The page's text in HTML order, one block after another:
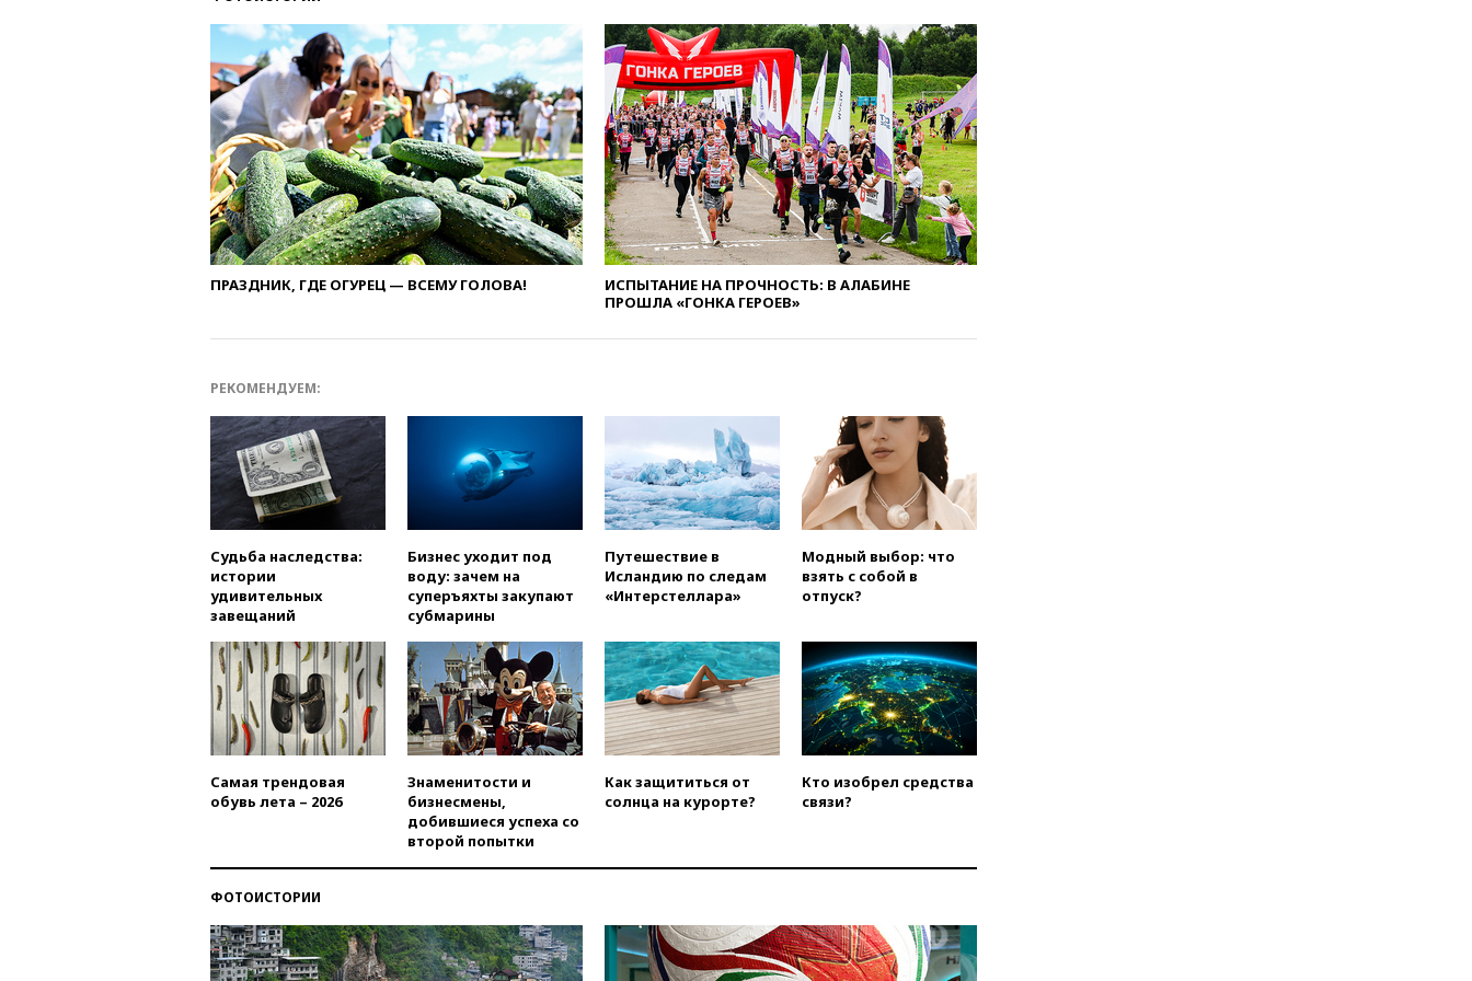
анонсировал скорое
соглашение о прекращении
огня США и Ирана
вчера, 22:15Три человека
получили ножевые ранения
при нападении в Чехии
вчера, 22:00Путин поручил
выделить средства на новые
РЛС для Белгородской
области
вчера, 21:56The Atlantic: Маск
отказал Украине в
использовании Starlink для
Лидеры сборной
РФ по гимнастике получили
официальный отказ в визах от
Хорватии
вчера, 21:15Пентагон
вчера, 21:00На границе
вчера, 20:53Швыдкой:
«Интервидение» точно
пройдет в 2026 году
вчера, 20:45ПВО за день
сбила еще 75 украинских
беспилотников над Россией
вчера, 20:35 Велосипедист
финансировании
экстремизма
ПРАЗДНИК, ГДЕ ОГУРЕЦ — ВСЕМУ ГОЛОВА!
ИСПЫТАНИЕ НА ПРОЧНОСТЬ: В АЛАБИНЕ
ПРОШЛА «ГОНКА ГЕРОЕВ»
РЕКОМЕНДУЕМ:
Судьба наследства:
истории
удивительных
завещаний
Бизнес уходит под
воду: зачем на
суперъяхты закупают
субмарины
Путешествие в
Исландию по следам
«Интерстеллара»
Модный выбор: что
взять с собой в
отпуск?
Самая трендовая
обувь лета – 2026
Знаменитости и
бизнесмены,
добившиеся успеха со
второй попытки
Как защититься от
солнца на курорте?
Кто изобрел средства
связи?
ФОТОИСТОРИИ